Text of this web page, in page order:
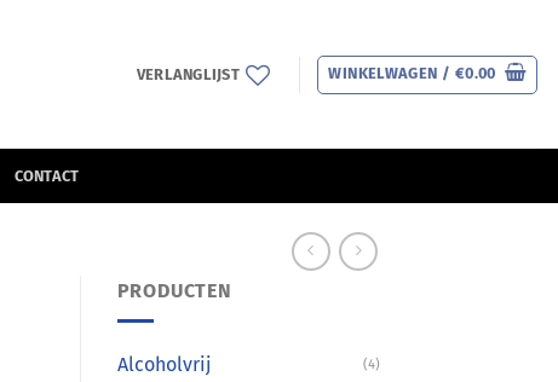
VERLANGLIJST WINKELWAGEN / €0.00
CONTACT
PRODUCTEN
Alcoholvrij (4)